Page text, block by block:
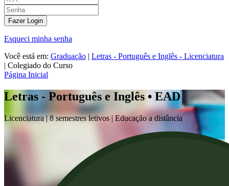
Fazer Login
Esqueci minha senha
Você está em: Graduação | Letras - Português e Inglês - Licenciatura
| Colegiado do Curso
Página Inicial
Letras - Português e Inglês • EAD
Licenciatura |8 semestres letivos | Educação a distância